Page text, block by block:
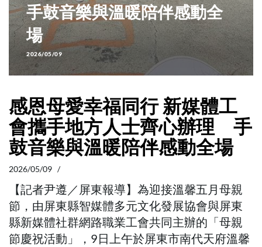
手鼓音樂與溫暖陪伴感動全
場
2026/05/09
感恩母愛幸福同行 新媒體工
會攜手地方人士齊心辦理 手
鼓音樂與溫暖陪伴感動全場
2026/05/09 /
【記者尹遵／屏東報導】為迎接溫馨五月母親
節，由屏東縣智媒體多元文化發展協會與屏東
縣新媒體社群網路職業工會共同主辦的「母親
節慶祝活動」，9日上午於屏東市南代天府溫馨